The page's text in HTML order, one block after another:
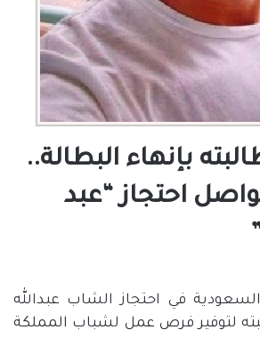
بإنهاء البطالة..
احتجاز “عبد
في احتجاز الشاب عبدالله
لتوفير فرص عمل لشباب المملكة